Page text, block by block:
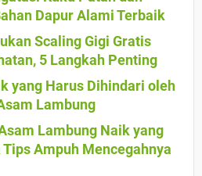
Dapur Alami Terbaik
Scaling Gigi Gratis
5 Langkah Penting
yang Harus Dihindari oleh
Lambung
Lambung Naik yang
Ampuh Mencegahnya